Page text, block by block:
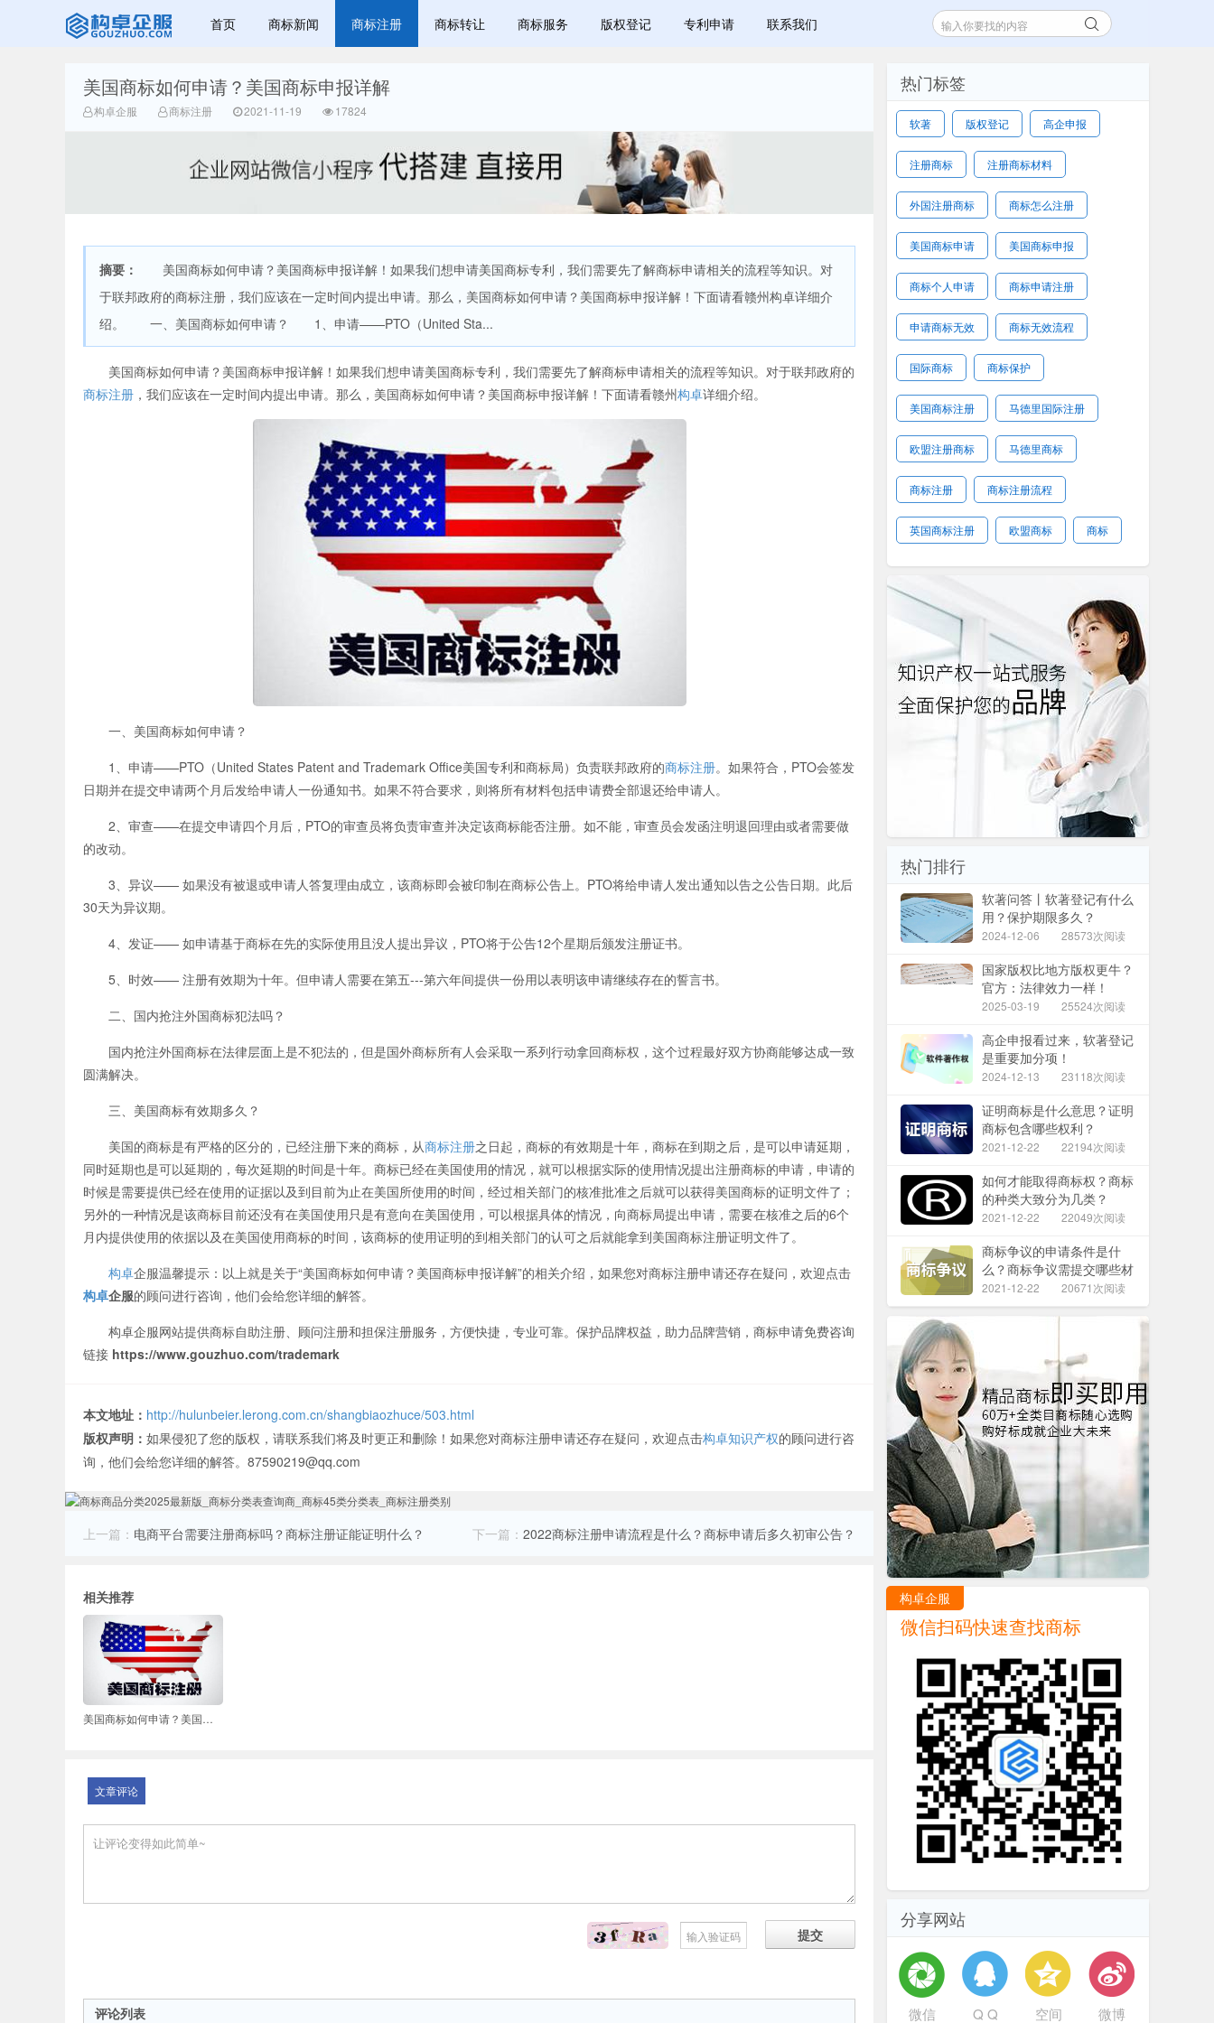
赣州乐融知识
产权有限公司
首页 商标新闻 商标注册 商标转让 商标服务 版权登记 专利申请 联系我们
美国商标如何申请？美国商标申报详解
构卓企服 商标注册 2021-11-19 17824
摘要：
美国商标如何申请？美国商标申报详解！如果我们想申请美国商标专利，我们需要先了解商标申请相关的流程等知识。对
于联邦政府的商标注册，我们应该在一定时间内提出申请。那么，美国商标如何申请？美国商标申报详解！下面请看赣州构卓详细介
绍。 一、美国商标如何申请？ 1、申请——PTO（United Sta...
美国商标如何申请？美国商标申报详解！如果我们想申请美国商标专利，我们需要先了解商标申请相关的流程等知识。对于联邦政府的
商标注册 ，我们应该在一定时间内提出申请。那么，美国商标如何申请？美国商标申报详解！下面请看赣州构卓详细介绍。
一、美国商标如何申请？
1、申请——PTO（United States Patent and Trademark Office美国专利和商标局）负责联邦政府的商标注册。如果符合，PTO会签发
日期并在提交申请两个月后发给申请人一份通知书。如果不符合要求，则将所有材料包括申请费全部退还给申请人。
2、审查——在提交申请四个月后，PTO的审查员将负责审查并决定该商标能否注册。如不能，审查员会发函注明退回理由或者需要做
的改动。
3、异议—— 如果没有被退或申请人答复理由成立，该商标即会被印制在商标公告上。PTO将给申请人发出通知以告之公告日期。此后
30天为异议期。
4、发证—— 如申请基于商标在先的实际使用且没人提出异议，PTO将于公告12个星期后颁发注册证书。
5、时效—— 注册有效期为十年。但申请人需要在第五---第六年间提供一份用以表明该申请继续存在的誓言书。
二、国内抢注外国商标犯法吗？
国内抢注外国商标在法律层面上是不犯法的，但是国外商标所有人会采取一系列行动拿回商标权，这个过程最好双方协商能够达成一致
圆满解决。
三、美国商标有效期多久？
美国的商标是有严格的区分的，已经注册下来的商标，从商标注册之日起，商标的有效期是十年，商标在到期之后，是可以申请延期，
同时延期也是可以延期的，每次延期的时间是十年。商标已经在美国使用的情况，就可以根据实际的使用情况提出注册商标的申请，申请的
时候是需要提供已经在使用的证据以及到目前为止在美国所使用的时间，经过相关部门的核准批准之后就可以获得美国商标的证明文件了；
另外的一种情况是该商标目前还没有在美国使用只是有意向在美国使用，可以根据具体的情况，向商标局提出申请，需要在核准之后的6个
月内提供使用的依据以及在美国使用商标的时间，该商标的使用证明的到相关部门的认可之后就能拿到美国商标注册证明文件了。
构卓企服温馨提示：以上就是关于“美国商标如何申请？美国商标申报详解”的相关介绍，如果您对商标注册申请还存在疑问，欢迎点击
构卓企服的顾问进行咨询，他们会给您详细的解答。
构卓企服网站提供商标自助注册、顾问注册和担保注册服务，方便快捷，专业可靠。保护品牌权益，助力品牌营销，商标申请免费咨询
链接 https://www.gouzhuo.com/trademark
本文地址： http://hulunbeier.lerong.com.cn/shangbiaozhuce/503.html
版权声明： 如果侵犯了您的版权，请联系我们将及时更正和删除！如果您对商标注册申请还存在疑问，欢迎点击构卓知识产权的顾问进行咨
询，他们会给您详细的解答。87590219@qq.com
上一篇： 电商平台需要注册商标吗？商标注册证能证明什么？ 下一篇： 2022商标注册申请流程是什么？商标申请后多久初审公告？
相关推荐
美国商标如何申请？美国商标申报详解
文章评论
提交
评论列表
热门标签
软著 版权登记 高企申报
注册商标 注册商标材料
外国注册商标 商标怎么注册
美国商标申请 美国商标申报
商标个人申请 商标申请注册
申请商标无效 商标无效流程
国际商标 商标保护
美国商标注册 马德里国际注册
欧盟注册商标 马德里商标
商标注册 商标注册流程
英国商标注册 欧盟商标 商标
热门排行
软著问答丨软著登记有什么
用？保护期限多久？
2024-12-06 28573次阅读
国家版权比地方版权更牛？
官方：法律效力一样！
2025-03-19 25524次阅读
高企申报看过来，软著登记
是重要加分项！
2024-12-13 23118次阅读
证明商标是什么意思？证明
商标包含哪些权利？
2021-12-22 22194次阅读
如何才能取得商标权？商标
的种类大致分为几类？
2021-12-22 22049次阅读
商标争议的申请条件是什
么？商标争议需提交哪些材
料？
2021-12-22 20671次阅读
构卓企服
微信扫码快速查找商标
分享网站
微信 Q Q 空间 微博